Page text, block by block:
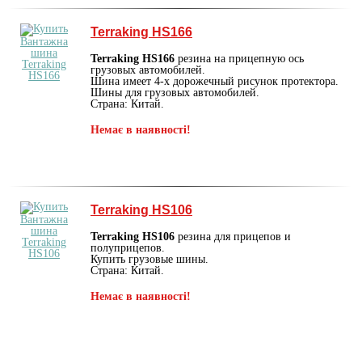
Terraking HS166
Terraking HS166 резина на прицепную ось
грузовых автомобилей.
Шина имеет 4-х дорожечный рисунок протектора.
Шины для грузовых автомобилей.
Страна: Китай.
Немає в наявності!
Terraking HS106
Terraking HS106 резина для прицепов и
полуприцепов.
Купить грузовые шины.
Страна: Китай.
Немає в наявності!